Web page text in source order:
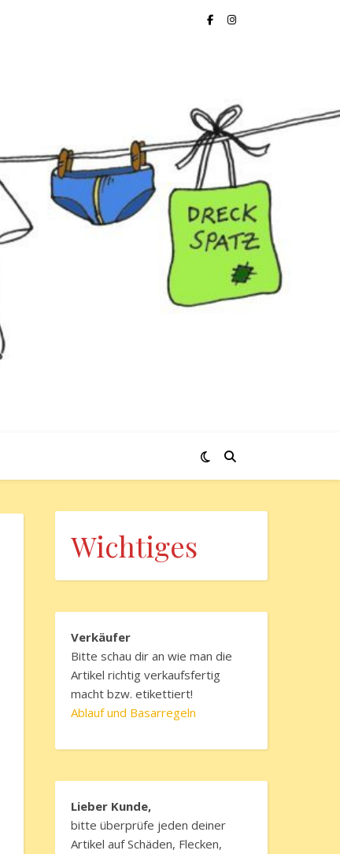
Wichtiges
Verkäufer
Bitte schau dir an wie man die
Artikel richtig verkaufsfertig
macht bzw. etikettiert!
Ablauf und Basarregeln
Lieber Kunde,
bitte überprüfe jeden deiner
Artikel auf Schäden, Flecken,